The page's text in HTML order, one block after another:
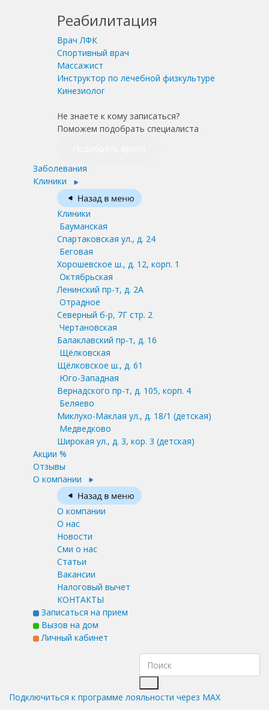
Реабилитация
Врач ЛФК
Спортивный врач
Массажист
Инструктор по лечебной физкультуре
Кинезиолог
Не знаете к кому записаться?
Поможем подобрать специалиста
Заболевания
Клиники
Клиники
Бауманская
Спартаковская ул., д. 24
Беговая
Хорошевское ш., д. 12, корп. 1
Октябрьская
Ленинский пр-т, д. 2А
Отрадное
Северный б-р, 7Г стр. 2
Чертановская
Балаклавский пр-т, д. 16
Щёлковская
Щёлковское ш., д. 61
Юго-Западная
Вернадского пр-т, д. 105, корп. 4
Беляево
Миклухо-Маклая ул., д. 18/1 (детская)
Медведково
Широкая ул., д. 3, кор. 3 (детская)
Акции %
Отзывы
О компании
О компании
О нас
Новости
Сми о нас
Статьи
Вакансии
Налоговый вычет
КОНТАКТЫ
Записаться на прием
Вызов на дом
Личный кабинет
Подключиться к программе лояльности через MAX